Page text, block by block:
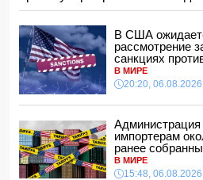
За месяц пограничники
лиц
15:08, 06.08.2026
Конфликт из-за бабушки: в
избил жену
15:00, 06.08.2026
на Венере
14:48, 06.08.2026
В Баку 40-летний мужчина
14:40, 06.08.2026
В США
рассмотрение
санкциях
В МИРЕ
20:20, 06.08.2026
импортерам
ранее
В МИРЕ
15:48, 06.08.2026